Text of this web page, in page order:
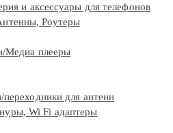
и аксессуары для телефонов
Роутеры
Медиа плееры
переходники для антенн
Wi Fi адаптеры